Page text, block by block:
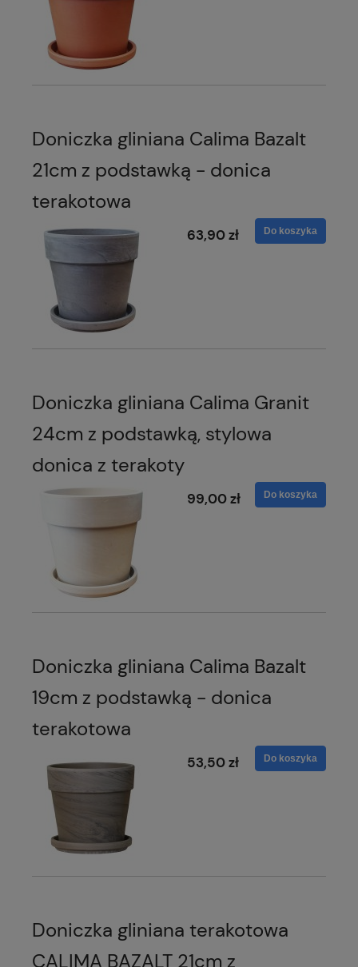
Doniczka gliniana Calima Bazalt
21cm z podstawką - donica
terakotowa
63,90 zł Do koszyka
Doniczka gliniana Calima Granit
24cm z podstawką, stylowa
donica z terakoty
99,00 zł Do koszyka
Doniczka gliniana Calima Bazalt
19cm z podstawką - donica
terakotowa
53,50 zł Do koszyka
Doniczka gliniana terakotowa
CALIMA BAZALT 21cm z